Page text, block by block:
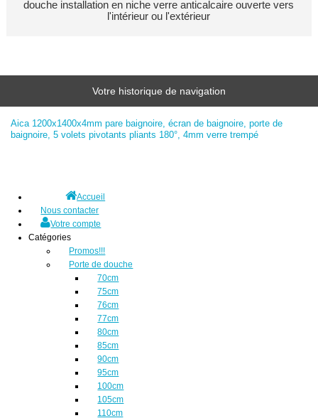
douche installation en niche verre anticalcaire ouverte vers
l'intérieur ou l'extérieur
Votre historique de navigation
Aica 1200x1400x4mm pare baignoire, écran de baignoire, porte de
baignoire, 5 volets pivotants pliants 180°, 4mm verre trempé
Accueil
Nous contacter
Votre compte
Catégories
Promos!!!
Porte de douche
70cm
75cm
76cm
77cm
80cm
85cm
90cm
95cm
100cm
105cm
110cm